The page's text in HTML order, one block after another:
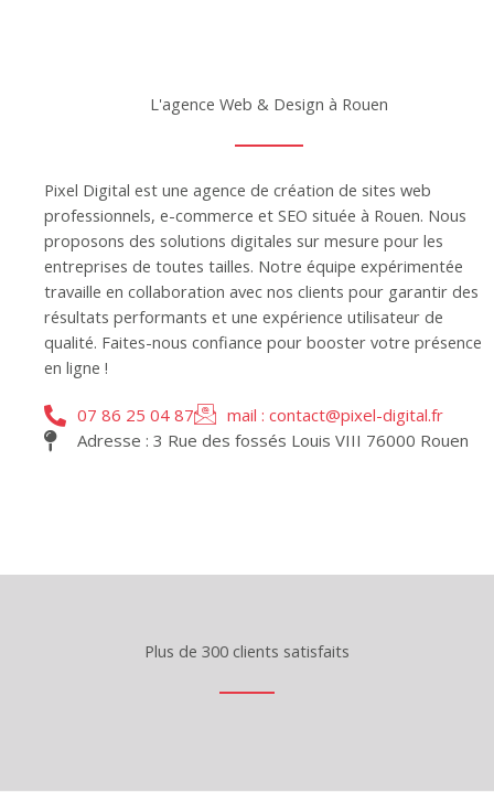
L'agence Web & Design à Rouen
Pixel Digital est une agence de création de sites web
professionnels, e-commerce et SEO située à Rouen. Nous
proposons des solutions digitales sur mesure pour les
entreprises de toutes tailles. Notre équipe expérimentée
travaille en collaboration avec nos clients pour garantir des
résultats performants et une expérience utilisateur de
qualité. Faites-nous confiance pour booster votre présence
en ligne !
07 86 25 04 87
mail : contact@pixel-digital.fr
Adresse : 3 Rue des fossés Louis VIII 76000 Rouen
Plus de 300 clients satisfaits